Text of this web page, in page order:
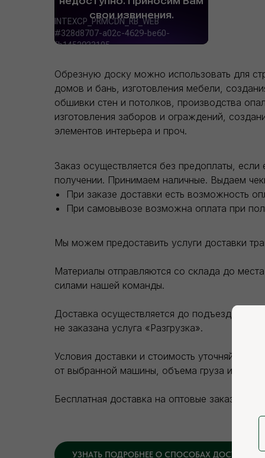
Обрезную доску можно использовать для
домов и бань, изготовления мебели,
обшивки стен и потолков, производства
изготовления заборов и ограждений,
элементов интерьера и проч.
Заказ осуществляется без предоплаты,
получении. Принимаем наличные. Выдаем
При заказе доставки есть возможность
При самовывозе возможна оплата при
Мы можем предоставить услуги доставки
Материалы отправляются со склада до
силами нашей команды.
Доставка осуществляется до подъезда
не заказана услуга «Разгрузка».
Условия доставки и стоимость уточняйте
от выбранной машины, объема груза и зоны
Бесплатная доставка на оптовые заказы.
УЗНАТЬ ПОДРОБНЕЕ О СПОСОБАХ ДОСТАВКИ